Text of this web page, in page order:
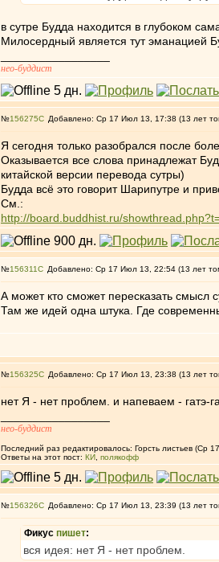
в сутре Будда находится в глубоком
Милосердный является тут эманацией
нео-буддист
№156275 Добавлено: Ср 17 Июл 13, 17:38 (13 лет
Я сегодня только разобрался после
Оказывается все слова принадлежат
китайской версии перевода сутры)
Будда всё это говорит Шарипутре и
См.:
http://board.buddhist.ru/
№156311 Добавлено: Ср 17 Июл 13, 22:54 (13 лет
А может кто сможет пересказать смысл
Там же идей одна штука. Где
№156325 Добавлено: Ср 17 Июл 13, 23:38 (13 лет
нет Я - нет проблем. и напеваем - гатэ-
нео-буддист
Последний раз редактировалось: Горсть листьев (Ср
Ответы на этот пост: КИ полякофф
№156326 Добавлено: Ср 17 Июл 13, 23:39 (13 лет
Фикус пишет:
вся идея: нет Я - нет проблем.